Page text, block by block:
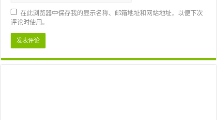
在此浏览器中保存我的显示名称、邮箱地址和网站地址，以便下次
评论时使用。